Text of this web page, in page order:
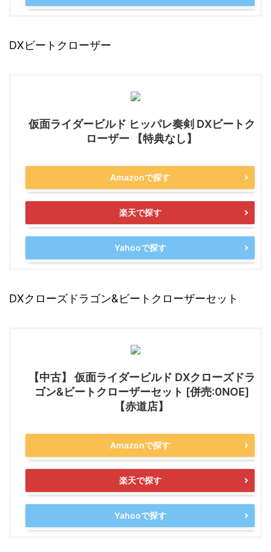
DXビートクローザー
仮面ライダービルド ヒッパレ奏剣 DXビートク
ローザー 【特典なし】
Amazonで探す
楽天で探す
Yahooで探す
DXクローズドラゴン&ビートクローザーセット
【中古】 仮面ライダービルド DXクローズドラ
ゴン&ビートクローザーセット [併売:0NOE]
【赤道店】
Amazonで探す
楽天で探す
Yahooで探す